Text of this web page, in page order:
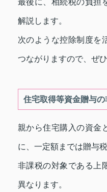
最後に、相続税の負担
解説します。
次のような控除制度を
つながりますので、ぜ
住宅取得等資金贈与の
親から住宅購入の資金
に、一定額までは贈与
非課税の対象である上
異なります。